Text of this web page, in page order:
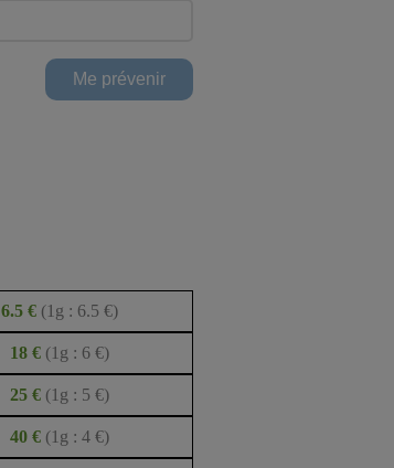
6.5 € (1g : 6.5 €)
18 € (1g : 6 €)
25 € (1g : 5 €)
40 € (1g : 4 €)